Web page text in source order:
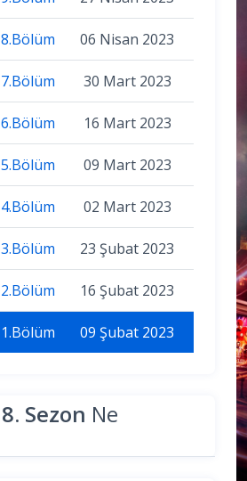
8.Bölüm 06 Nisan 2023
7.Bölüm 30 Mart 2023
6.Bölüm 16 Mart 2023
5.Bölüm 09 Mart 2023
4.Bölüm 02 Mart 2023
3.Bölüm 23 Şubat 2023
2.Bölüm 16 Şubat 2023
1.Bölüm 09 Şubat 2023
8. Sezon Ne